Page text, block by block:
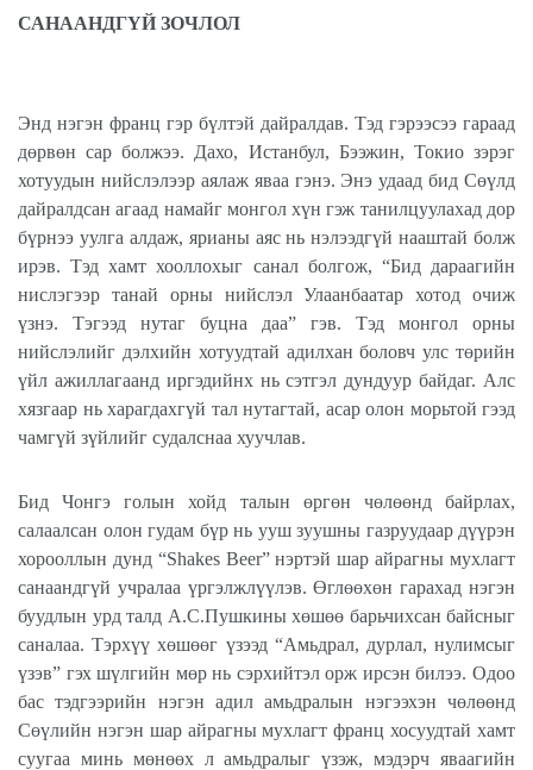
САНААНДГҮЙ ЗОЧЛОЛ
Энд нэгэн франц гэр бүлтэй дайралдав. Тэд гэрээсээ гараад
дөрвөн сар болжээ. Дахо, Истанбул, Бээжин, Токио зэрэг
хотуудын нийслэлээр аялаж яваа гэнэ. Энэ удаад бид Сөүлд
дайралдсан агаад намайг монгол хүн гэж танилцуулахад дор
бүрнээ уулга алдаж, ярианы аяс нь нэлээдгүй нааштай болж
ирэв. Тэд хамт хооллохыг санал болгож, “Бид дараагийн
нислэгээр танай орны нийслэл Улаанбаатар хотод очиж
үзнэ. Тэгээд нутаг буцна даа” гэв. Тэд монгол орны
нийслэлийг дэлхийн хотуудтай адилхан боловч улс төрийн
үйл ажиллагаанд иргэдийнх нь сэтгэл дундуур байдаг. Алс
хязгаар нь харагдахгүй тал нутагтай, асар олон морьтой гээд
чамгүй зүйлийг судалснаа хуучлав.
Бид Чонгэ голын хойд талын өргөн чөлөөнд байрлах,
салаалсан олон гудам бүр нь ууш зуушны газруудаар дүүрэн
хорооллын дунд “Shakes Beer” нэртэй шар айрагны мухлагт
санаандгүй учралаа үргэлжлүүлэв. Өглөөхөн гарахад нэгэн
буудлын урд талд А.С.Пушкины хөшөө барьчихсан байсныг
саналаа. Тэрхүү хөшөөг үзээд “Амьдрал, дурлал, нулимсыг
үзэв” гэх шүлгийн мөр нь сэрхийтэл орж ирсэн билээ. Одоо
бас тэдгээрийн нэгэн адил амьдралын нэгээхэн чөлөөнд
Сөүлийн нэгэн шар айрагны мухлагт франц хосуудтай хамт
суугаа минь мөнөөх л амьдралыг үзэж, мэдэрч яваагийн